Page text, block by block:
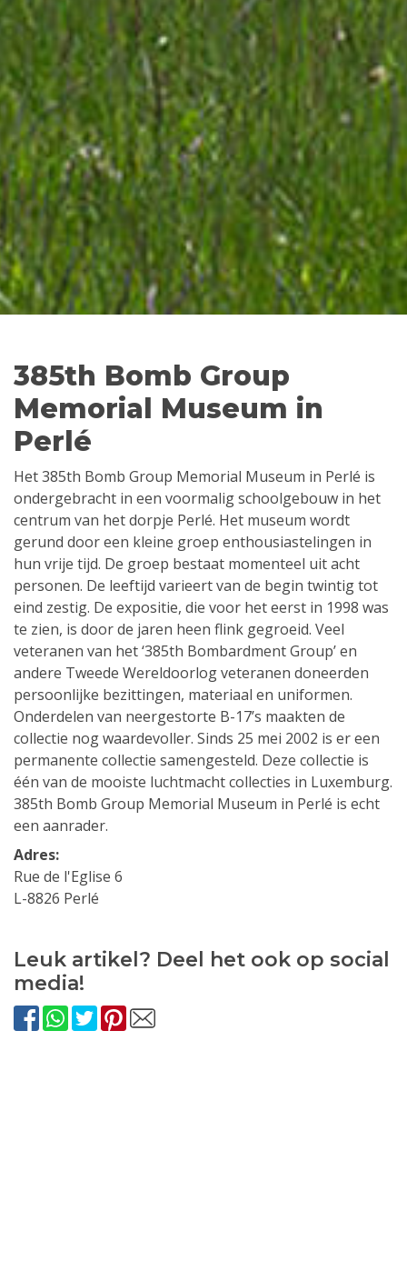
385th Bomb Group
Memorial Museum in
Perlé
Het 385th Bomb Group Memorial Museum in Perlé is
ondergebracht in een voormalig schoolgebouw in het
centrum van het dorpje Perlé. Het museum wordt
gerund door een kleine groep enthousiastelingen in
hun vrije tijd. De groep bestaat momenteel uit acht
personen. De leeftijd varieert van de begin twintig tot
eind zestig. De expositie, die voor het eerst in 1998 was
te zien, is door de jaren heen flink gegroeid. Veel
veteranen van het ‘385th Bombardment Group’ en
andere Tweede Wereldoorlog veteranen doneerden
persoonlijke bezittingen, materiaal en uniformen.
Onderdelen van neergestorte B-17’s maakten de
collectie nog waardevoller. Sinds 25 mei 2002 is er een
permanente collectie samengesteld. Deze collectie is
één van de mooiste luchtmacht collecties in Luxemburg.
385th Bomb Group Memorial Museum in Perlé is echt
een aanrader.
Adres:
Rue de l'Eglise 6
L-8826 Perlé
Leuk artikel? Deel het ook op social
media!